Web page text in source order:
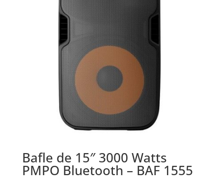
Bafle de 15″ 3000 Watts
PMPO Bluetooth – BAF 1555